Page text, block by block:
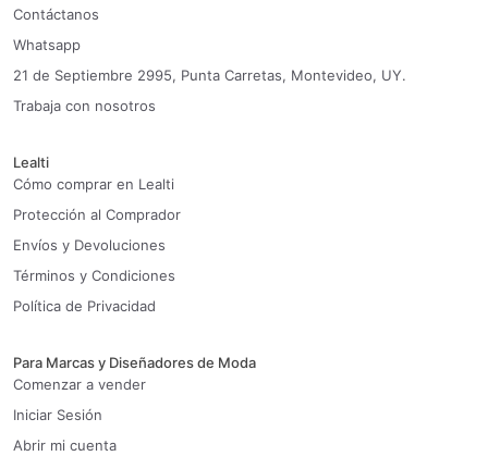
Contáctanos
Whatsapp
21 de Septiembre 2995, Punta Carretas, Montevideo, UY.
Trabaja con nosotros
Lealti
Cómo comprar en Lealti
Protección al Comprador
Envíos y Devoluciones
Términos y Condiciones
Política de Privacidad
Para Marcas y Diseñadores de Moda
Comenzar a vender
Iniciar Sesión
Abrir mi cuenta